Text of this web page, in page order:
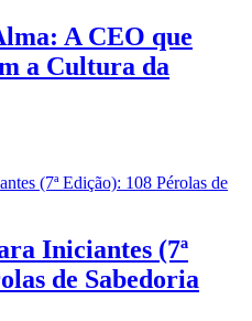
A CEO que
a Cultura da
Iniciantes (7ª
de Sabedoria